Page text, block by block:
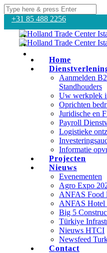
+31 85 488 2256
Home
Aanmelden
Standhouders
Uw werkplek
Oprichten
Juridische en
Payroll
Logistieke
Informatie
Projecten
Nieuws
Evenementen
Agro Expo
ANFAS Food
ANFAS Hotel
Big 5
Türkiye
Nieuws HTCI
Newsfeed
Contact